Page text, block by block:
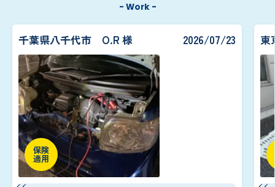
- Work -
千葉県八千代市 O.R 様 2026/07/23
保険
適用
東